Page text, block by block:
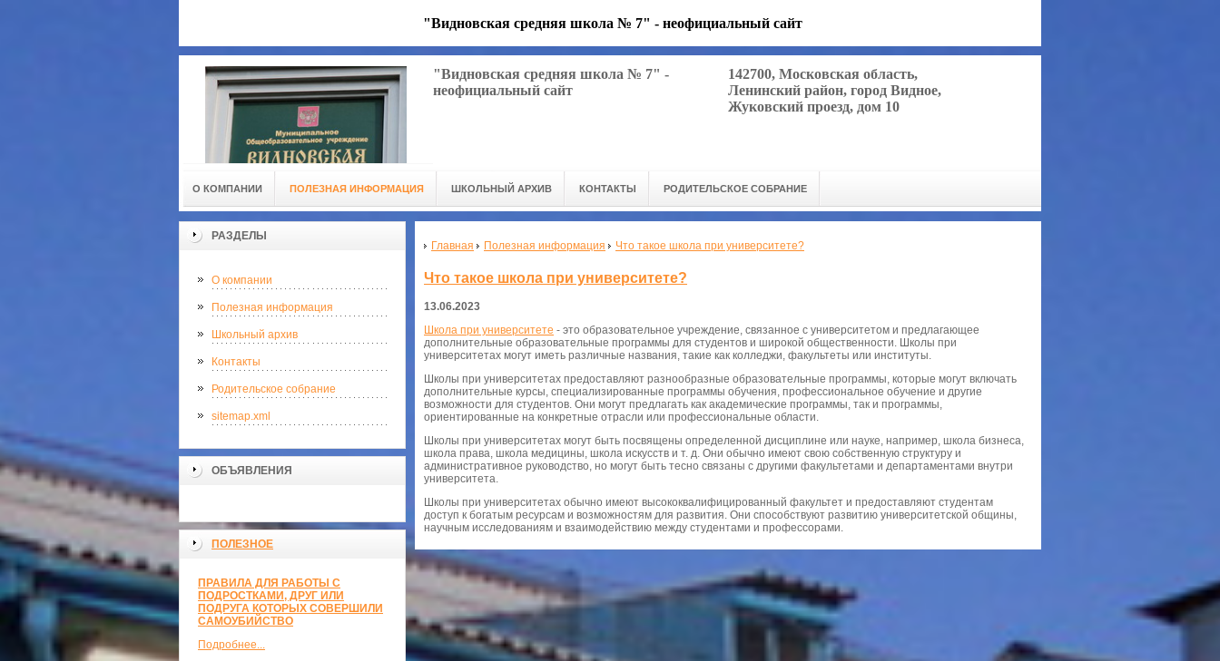
"Видновская средняя школа № 7" - неофициальный сайт
"Видновская средняя школа № 7" -
неофициальный сайт
142700, Московская область,
Ленинский район, город Видное,
Жуковский проезд, дом 10
О КОМПАНИИ ПОЛЕЗНАЯ ИНФОРМАЦИЯ ШКОЛЬНЫЙ АРХИВ КОНТАКТЫ РОДИТЕЛЬСКОЕ СОБРАНИЕ
РАЗДЕЛЫ
О компании
Полезная информация
Школьный архив
Контакты
Родительское собрание
sitemap.xml
ОБЪЯВЛЕНИЯ
ПОЛЕЗНОЕ
ПРАВИЛА ДЛЯ РАБОТЫ С
ПОДРОСТКАМИ, ДРУГ ИЛИ
ПОДРУГА КОТОРЫХ СОВЕРШИЛИ
САМОУБИЙСТВО
Подробнее...
Главная Полезная информация Что такое школа при университете?
Что такое школа при университете?
13.06.2023
Школа при университете - это образовательное учреждение, связанное с университетом и предлагающее
дополнительные образовательные программы для студентов и широкой общественности. Школы при
университетах могут иметь различные названия, такие как колледжи, факультеты или институты.
Школы при университетах предоставляют разнообразные образовательные программы, которые могут включать
дополнительные курсы, специализированные программы обучения, профессиональное обучение и другие
возможности для студентов. Они могут предлагать как академические программы, так и программы,
ориентированные на конкретные отрасли или профессиональные области.
Школы при университетах могут быть посвящены определенной дисциплине или науке, например, школа бизнеса,
школа права, школа медицины, школа искусств и т. д. Они обычно имеют свою собственную структуру и
административное руководство, но могут быть тесно связаны с другими факультетами и департаментами внутри
университета.
Школы при университетах обычно имеют высококвалифицированный факультет и предоставляют студентам
доступ к богатым ресурсам и возможностям для развития. Они способствуют развитию университетской общины,
научным исследованиям и взаимодействию между студентами и профессорами.